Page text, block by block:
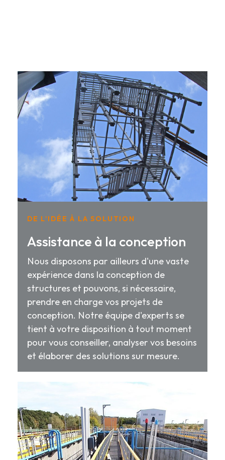
DE L'IDÉE À LA SOLUTION
Assistance à la conception
Nous disposons par ailleurs d'une vaste
expérience dans la conception de
structures et pouvons, si nécessaire,
prendre en charge vos projets de
conception. Notre équipe d'experts se
tient à votre disposition à tout moment
pour vous conseiller, analyser vos besoins
et élaborer des solutions sur mesure.